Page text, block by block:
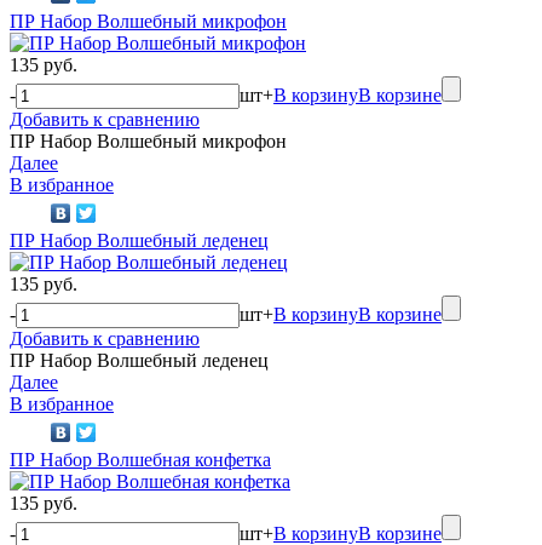
ПР Набор Волшебный микрофон
135 руб.
-
шт+В корзинуВ корзине
Добавить к сравнению
ПР Набор Волшебный микрофон
Далее
В избранное
ПР Набор Волшебный леденец
135 руб.
-
шт+В корзинуВ корзине
Добавить к сравнению
ПР Набор Волшебный леденец
Далее
В избранное
ПР Набор Волшебная конфетка
135 руб.
-
шт+В корзинуВ корзине